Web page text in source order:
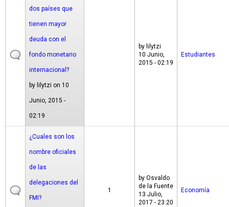
dos países que
tienen mayor
deuda con el
fondo monetario
internacional?
by lilytzi on 10
Junio, 2015 -
02:19
by lilytzi
10 Junio,
2015 - 02:19
Estudiantes
¿Cuales son los
nombre oficiales
de las
delegaciones del
FMI?
1
by Osvaldo
de la Fuente
13 Julio,
2017 - 23:20
Economía